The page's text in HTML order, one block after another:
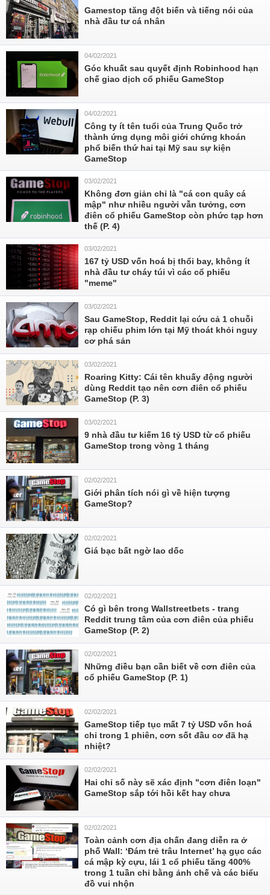
Gamestop tăng đột biến và tiếng nói của
nhà đầu tư cá nhân
04/02/2021
Góc khuất sau quyết định Robinhood hạn
chế giao dịch cổ phiếu GameStop
04/02/2021
Công ty ít tên tuổi của Trung Quốc trở
thành ứng dụng môi giới chứng khoán
phổ biến thứ hai tại Mỹ sau sự kiện
GameStop
03/02/2021
Không đơn giản chỉ là "cá con quây cá
mập" như nhiều người vẫn tưởng, cơn
điên cổ phiếu GameStop còn phức tạp hơn
thế (P. 4)
03/02/2021
167 tỷ USD vốn hoá bị thổi bay, không ít
nhà đầu tư cháy túi vì các cổ phiếu
"meme"
03/02/2021
Sau GameStop, Reddit lại cứu cả 1 chuỗi
rạp chiếu phim lớn tại Mỹ thoát khỏi nguy
cơ phá sản
03/02/2021
Roaring Kitty: Cái tên khuấy động người
dùng Reddit tạo nên cơn điên cổ phiếu
GameStop (P. 3)
03/02/2021
9 nhà đầu tư kiếm 16 tỷ USD từ cổ phiếu
GameStop trong vòng 1 tháng
02/02/2021
Giới phân tích nói gì về hiện tượng
GameStop?
02/02/2021
Giá bạc bất ngờ lao dốc
02/02/2021
Có gì bên trong Wallstreetbets - trang
Reddit trung tâm của cơn điên của phiếu
GameStop (P. 2)
02/02/2021
Những điều bạn cần biết về cơn điên của
cổ phiếu GameStop (P. 1)
02/02/2021
GameStop tiếp tục mất 7 tỷ USD vốn hoá
chỉ trong 1 phiên, cơn sốt đầu cơ đã hạ
nhiệt?
02/02/2021
Hai chỉ số này sẽ xác định "cơn điên loạn"
GameStop sắp tới hồi kết hay chưa
02/02/2021
Toàn cảnh cơn địa chấn đang diễn ra ở
phố Wall: ‘Đám trẻ trâu Internet’ hạ gục các
cá mập kỳ cựu, lái 1 cổ phiếu tăng 400%
trong 1 tuần chỉ bằng ảnh chế và các biểu
đồ vui nhộn